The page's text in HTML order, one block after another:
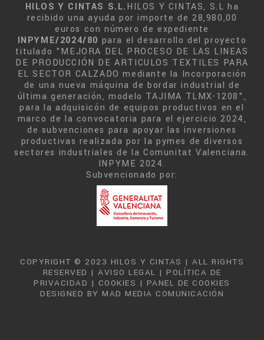
HILOS Y CINTAS S.L.HILOS Y CINTAS, S.L ha
recibido una ayuda por importe de 28,980,00
euros con número de expediente
INPYME/2024/80 para el desarrollo del proyecto
titulado "MEJORA DEL PROCESO DE LAS LINEAS
DE PRODUCCIÓN DE ARTICULOS TEXTILES PARA
EL SECTOR CALZADO mediante la Incorporación
de una nueva máquina de bordar industrial de
última generación, modelo TAJIMA TLMX-1208",
para la adquisicón de equipos productivos en el
marco de la convocatoria para el ejercicio 2024,
de subvenciones para apoyar las inversiones
productivas realizada por la pymes de diversos
sectores industriales de la Comunitat Valenciana.
INPYME 2024.
Subvencionado por:
COPYRIGHT © 2023 HILOS Y CINTAS | ALL RIGHTS
RESERVED | AVISO LEGAL | POLÍTICA DE
PRIVACIDAD | COOKIES | PANEL DE COOKIES
DESIGNED BY MAD MEDIA COMUNICACIÓN